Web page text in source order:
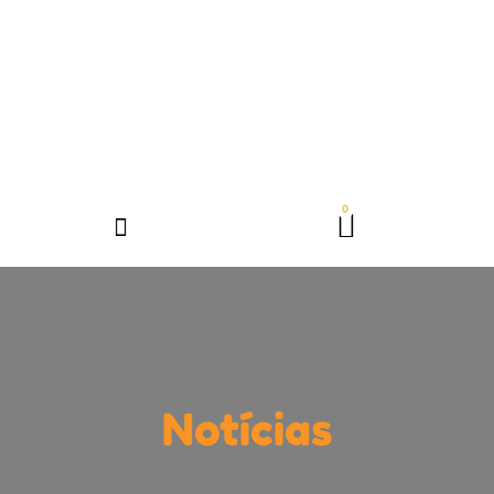
Notícias